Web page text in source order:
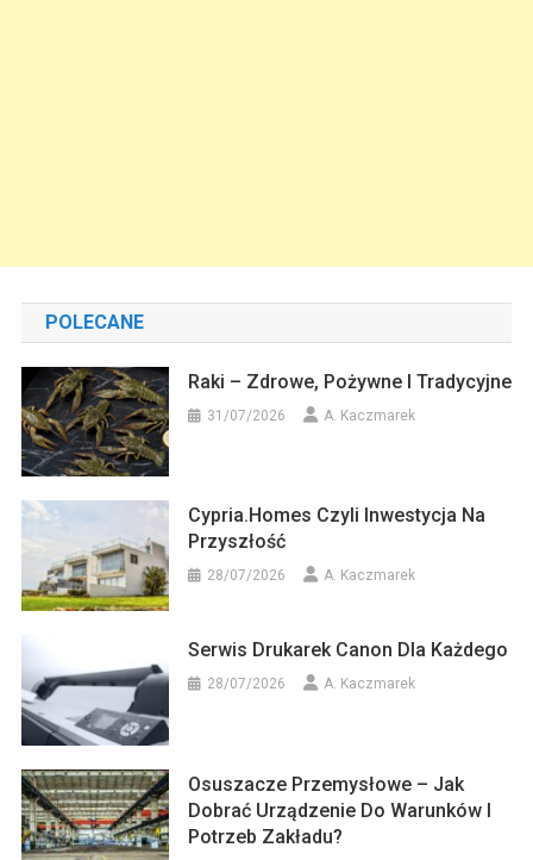
POLECANE
Raki – Zdrowe, Pożywne I Tradycyjne
31/07/2026 A. Kaczmarek
Cypria.homes Czyli Inwestycja Na
Przyszłość
28/07/2026 A. Kaczmarek
Serwis Drukarek Canon Dla Każdego
28/07/2026 A. Kaczmarek
Osuszacze Przemysłowe – Jak
Dobrać Urządzenie Do Warunków I
Potrzeb Zakładu?